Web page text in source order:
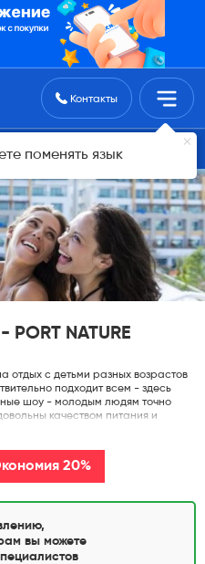
Поиск туровКонтакты
поменять язык
NATURE
отдых с детьми разных возрастов
подходит всем - здесь
шоу - молодым людям точно
качеством питания и
Вы летите компанией - доволен
программа анимации
отдыхать, кроме того в
20%
вы можете